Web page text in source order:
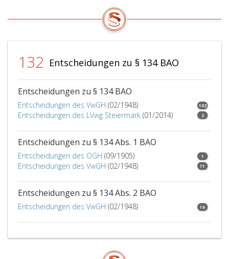
132 Entscheidungen zu § 134 BAO
Entscheidungen zu § 134 BAO
Entscheidungen des VwGH (02/1948) 102
Entscheidungen des LVwg Steiermark (01/2014) 2
Entscheidungen zu § 134 Abs. 1 BAO
Entscheidungen des OGH (09/1905) 1
Entscheidungen des VwGH (02/1948) 11
Entscheidungen zu § 134 Abs. 2 BAO
Entscheidungen des VwGH (02/1948) 16